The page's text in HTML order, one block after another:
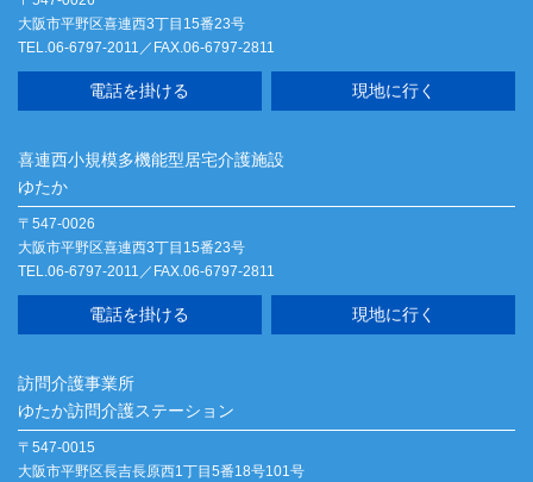
大阪市平野区喜連西3丁目15番23号
TEL.06-6797-2011／FAX.06-6797-2811
電話を掛ける 現地に行く
喜連西小規模多機能型居宅介護施設
ゆたか
〒547-0026
大阪市平野区喜連西3丁目15番23号
TEL.06-6797-2011／FAX.06-6797-2811
電話を掛ける 現地に行く
訪問介護事業所
ゆたか訪問介護ステーション
〒547-0015
大阪市平野区長吉長原西1丁目5番18号101号